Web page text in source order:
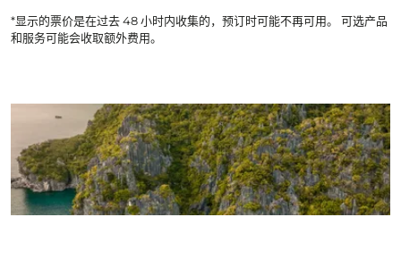
*显示的票价是在过去 48 小时内收集的，预订时可能不再可用。 可选产品
和服务可能会收取额外费用。